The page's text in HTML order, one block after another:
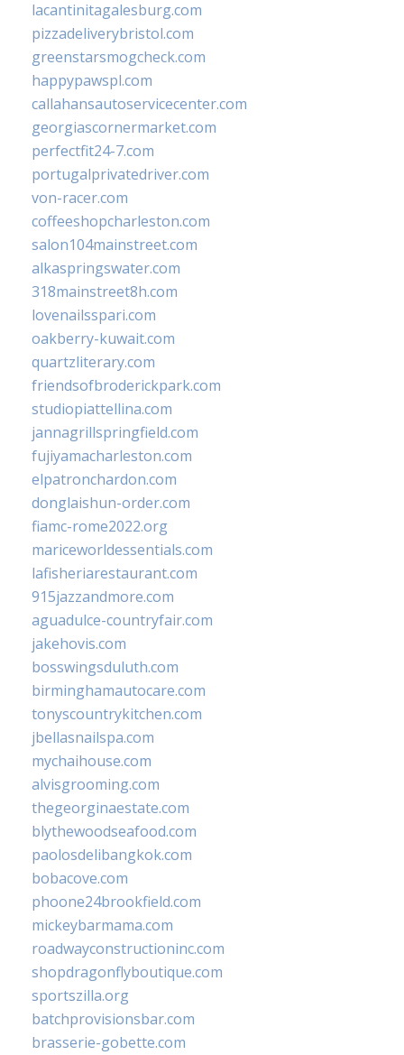
lacantinitagalesburg.com
pizzadeliverybristol.com
greenstarsmogcheck.com
happypawspl.com
callahansautoservicecenter.com
georgiascornermarket.com
perfectfit24-7.com
portugalprivatedriver.com
von-racer.com
coffeeshopcharleston.com
salon104mainstreet.com
alkaspringswater.com
318mainstreet8h.com
lovenailsspari.com
oakberry-kuwait.com
quartzliterary.com
friendsofbroderickpark.com
studiopiattellina.com
jannagrillspringfield.com
fujiyamacharleston.com
elpatronchardon.com
donglaishun-order.com
fiamc-rome2022.org
mariceworldessentials.com
lafisheriarestaurant.com
915jazzandmore.com
aguadulce-countryfair.com
jakehovis.com
bosswingsduluth.com
birminghamautocare.com
tonyscountrykitchen.com
jbellasnailspa.com
mychaihouse.com
alvisgrooming.com
thegeorginaestate.com
blythewoodseafood.com
paolosdelibangkok.com
bobacove.com
phoone24brookfield.com
mickeybarmama.com
roadwayconstructioninc.com
shopdragonflyboutique.com
sportszilla.org
batchprovisionsbar.com
brasserie-gobette.com